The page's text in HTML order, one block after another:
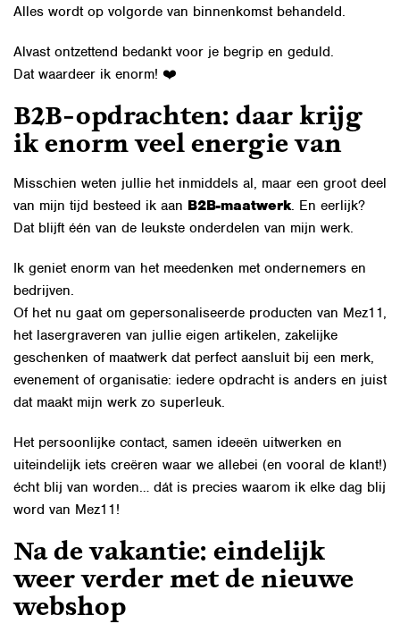
Alles wordt op volgorde van binnenkomst behandeld.
Alvast ontzettend bedankt voor je begrip en geduld.
Dat waardeer ik enorm! ❤️
B2B-opdrachten: daar krijg
ik enorm veel energie van
Misschien weten jullie het inmiddels al, maar een groot deel
van mijn tijd besteed ik aan B2B-maatwerk. En eerlijk?
Dat blijft één van de leukste onderdelen van mijn werk.
Ik geniet enorm van het meedenken met ondernemers en
bedrijven.
Of het nu gaat om gepersonaliseerde producten van Mez11,
het lasergraveren van jullie eigen artikelen, zakelijke
geschenken of maatwerk dat perfect aansluit bij een merk,
evenement of organisatie: iedere opdracht is anders en juist
dat maakt mijn werk zo superleuk.
Het persoonlijke contact, samen ideeën uitwerken en
uiteindelijk iets creëren waar we allebei (en vooral de klant!)
écht blij van worden… dát is precies waarom ik elke dag blij
word van Mez11!
Na de vakantie: eindelijk
weer verder met de nieuwe
webshop